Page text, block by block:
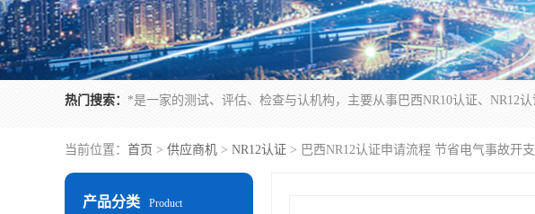
热门搜索：
当前位置： 首页 > 供应商机 > NR12认证 > 巴西NR12认证申请流程 节省电气事故开支
产品分类 Product